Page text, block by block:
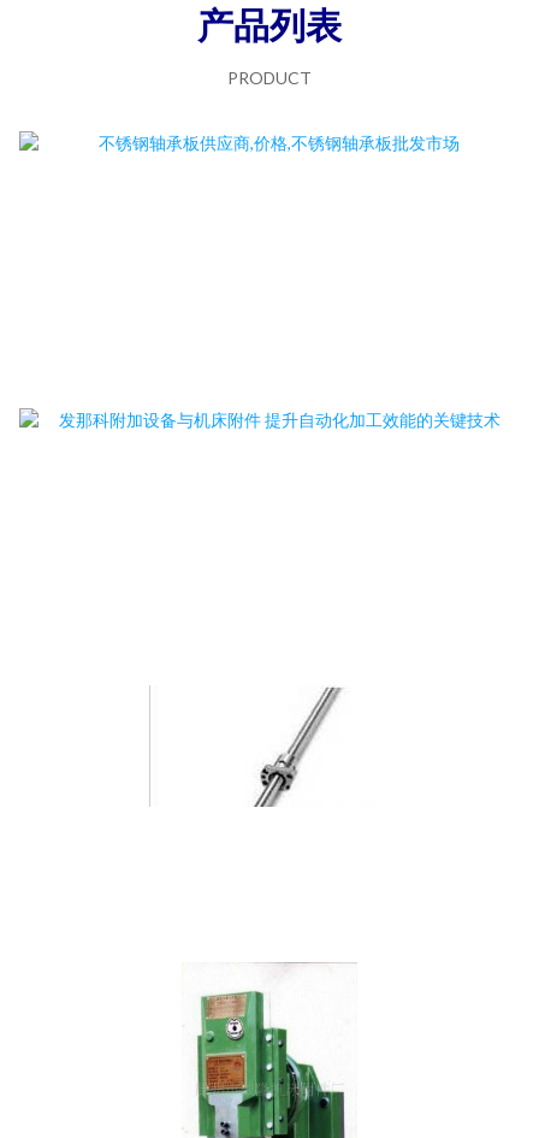
产品列表
PRODUCT